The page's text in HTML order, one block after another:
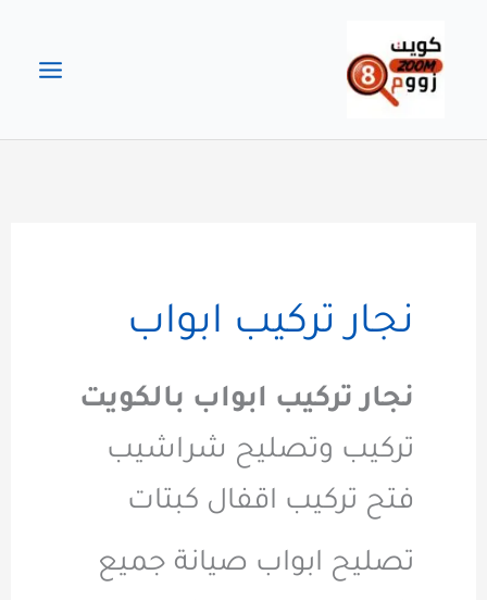
المحتوى
نجار تركيب ابواب
نجار تركيب ابواب بالكويت
تركيب وتصليح شراشيب
فتح تركيب اقفال كبتات
تصليح ابواب صيانة جميع